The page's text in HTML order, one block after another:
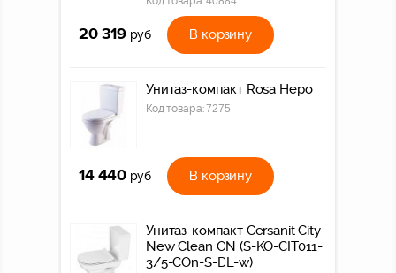
20 319 руб В корзину
Унитаз-компакт Rosa Неро
Код товара:7275
14 440 руб В корзину
Унитаз-компакт Cersanit City
New Clean ON (S-KO-CIT011-
3/5-COn-S-DL-w)